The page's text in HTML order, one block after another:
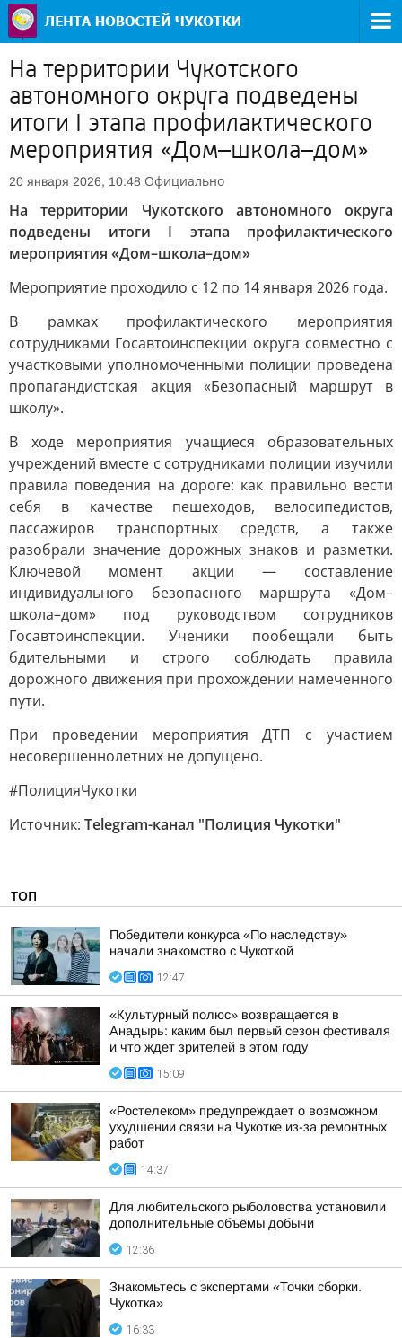
На территории Чукотского
автономного округа подведены
итоги I этапа профилактического
мероприятия «Дом–школа–дом»
20 января 2026, 10:48 Официально
На территории Чукотского автономного округа
подведены итоги I этапа профилактического
мероприятия «Дом–школа–дом»
Мероприятие проходило с 12 по 14 января 2026 года.
В рамках профилактического мероприятия
сотрудниками Госавтоинспекции округа совместно с
участковыми уполномоченными полиции проведена
пропагандистская акция «Безопасный маршрут в
школу».
В ходе мероприятия учащиеся образовательных
учреждений вместе с сотрудниками полиции изучили
правила поведения на дороге: как правильно вести
себя в качестве пешеходов, велосипедистов,
пассажиров транспортных средств, а также
разобрали значение дорожных знаков и разметки.
Ключевой момент акции — составление
индивидуального безопасного маршрута «Дом–
школа–дом» под руководством сотрудников
Госавтоинспекции. Ученики пообещали быть
бдительными и строго соблюдать правила
дорожного движения при прохождении намеченного
пути.
При проведении мероприятия ДТП с участием
несовершеннолетних не допущено.
#ПолицияЧукотки
Источник: Telegram-канал "Полиция Чукотки"
ТОП
Победители конкурса «По наследству»
начали знакомство с Чукоткой
12:47
«Культурный полюс» возвращается в
Анадырь: каким был первый сезон фестиваля
и что ждет зрителей в этом году
15:09
«Ростелеком» предупреждает о возможном
ухудшении связи на Чукотке из-за ремонтных
работ
14:37
Для любительского рыболовства установили
дополнительные объёмы добычи
12:36
Знакомьтесь с экспертами «Точки сборки.
Чукотка»
16:33